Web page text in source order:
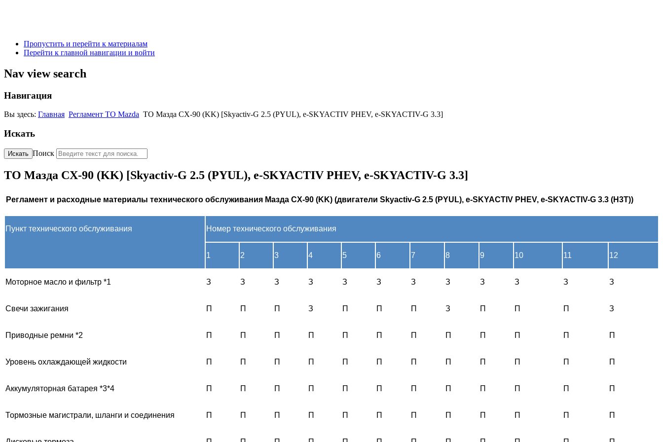
Пропустить и перейти к материалам
Перейти к главной навигации и войти
Nav view search
Навигация
Вы здесь: Главная Регламент ТО Mazda ТО Мазда CX-90 (KK) [Skyactiv-G 2.5 (PYUL), e-SKYACTIV PHEV, e-SKYACTIV-G 3.3]
Искать
Искать Поиск
ТО Мазда CX-90 (KK) [Skyactiv-G 2.5 (PYUL), e-SKYACTIV PHEV, e-SKYACTIV-G 3.3]
Регламент и расходные материалы технического обслуживания Мазда CX-90 (KK) (двигатели Skyactiv-G 2.5 (PYUL), e-SKYACTIV PHEV, e-SKYACTIV-G 3.3 (H3T))
Пункт технического обслуживания Номер технического обслуживания
1 2 3 4 5 6 7 8 9 10 11 12
Моторное масло и фильтр *1 З З З З З З З З З З З З
Свечи зажигания П П П З П П П З П П П З
Приводные ремни *2 П П П П П П П П П П П П
Уровень охлаждающей жидкости П П П П П П П П П П П П
Аккумуляторная батарея *3*4 П П П П П П П П П П П П
Тормозные магистрали, шланги и соединения П П П П П П П П П П П П